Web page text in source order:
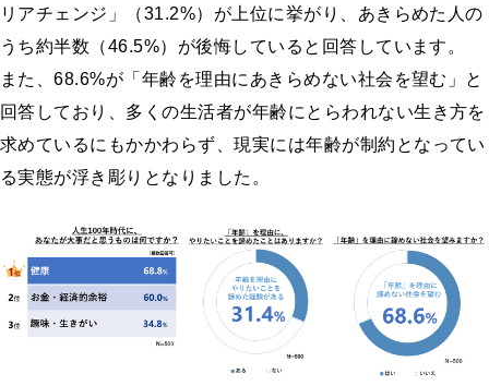
リアチェンジ」（31.2%）が上位に挙がり、あきらめた人の
うち約半数（46.5%）が後悔していると回答しています。
また、68.6%が「年齢を理由にあきらめない社会を望む」と
回答しており、多くの生活者が年齢にとらわれない生き方を
求めているにもかかわらず、現実には年齢が制約となってい
る実態が浮き彫りとなりました。